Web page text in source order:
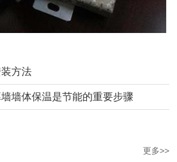
方法
墙体保温是节能的重要步骤
更多>>